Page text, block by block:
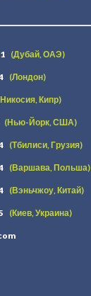
(Дубай, ОАЭ)
(Лондон)
Кипр)
(Нью-Йорк, США)
(Тбилиси, Грузия)
(Варшава, Польша)
(Вэньчжоу, Китай)
(Киев, Украина)